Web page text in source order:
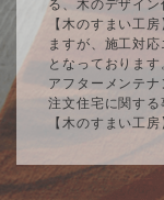
る、木のデザイン
【木のすまい工
ますが、施工対
となっておりま
アフターメンテナ
注文住宅に関す
【木のすまい工